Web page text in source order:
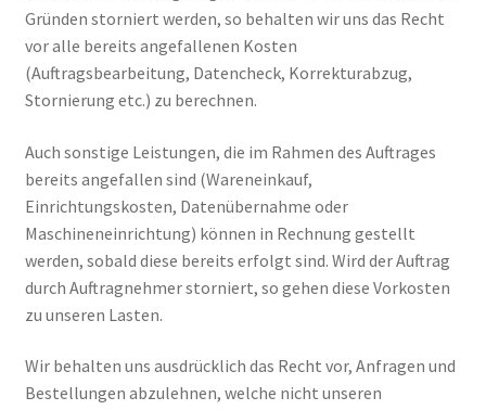
Gründen storniert werden, so behalten wir uns das Recht
vor alle bereits angefallenen Kosten
(Auftragsbearbeitung, Datencheck, Korrekturabzug,
Stornierung etc.) zu berechnen.
Auch sonstige Leistungen, die im Rahmen des Auftrages
bereits angefallen sind (Wareneinkauf,
Einrichtungskosten, Datenübernahme oder
Maschineneinrichtung) können in Rechnung gestellt
werden, sobald diese bereits erfolgt sind. Wird der Auftrag
durch Auftragnehmer storniert, so gehen diese Vorkosten
zu unseren Lasten.
Wir behalten uns ausdrücklich das Recht vor, Anfragen und
Bestellungen abzulehnen, welche nicht unseren